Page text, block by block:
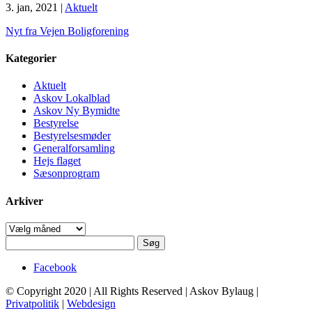
3. jan, 2021 | Aktuelt
Nyt fra Vejen Boligforening
Kategorier
Aktuelt
Askov Lokalblad
Askov Ny Bymidte
Bestyrelse
Bestyrelsesmøder
Generalforsamling
Hejs flaget
Sæsonprogram
Arkiver
Arkiver
efter:
Facebook
© Copyright 2020 | All Rights Reserved | Askov Bylaug |
Privatpolitik | Webdesign